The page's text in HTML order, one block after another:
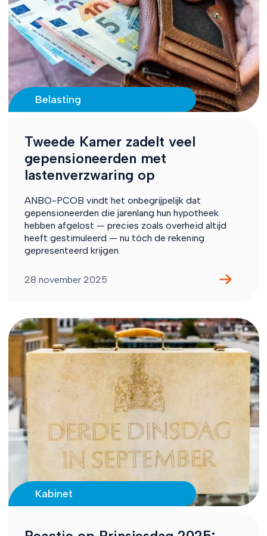
Belasting
Tweede Kamer zadelt veel
gepensioneerden met
lastenverzwaring op
ANBO-PCOB vindt het onbegrijpelijk dat
gepensioneerden die jarenlang hun hypotheek
hebben afgelost — precies zoals overheid altijd
heeft gestimuleerd — nu tóch de rekening
gepresenteerd krijgen.
28 november 2025
Kabinet